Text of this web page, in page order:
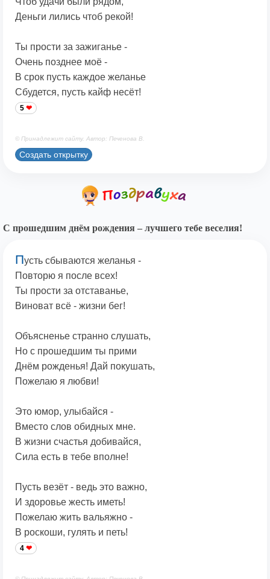
Деньги лились чтоб рекой!
Ты прости за зажиганье -
Очень позднее моё -
В срок пусть каждое желанье
Сбудется, пусть кайф несёт!
5
© Принадлежит сайту. Автор: Печенова В.
Создать открытку
С прошедшим днём рождения – лучшего тебе веселия!
Пусть сбываются желанья -
Повторю я после всех!
Ты прости за отставанье,
Виноват всё - жизни бег!
Объясненье странно слушать,
Но с прошедшим ты прими
Днём рожденья! Дай покушать,
Пожелаю я любви!
Это юмор, улыбайся -
Вместо слов обидных мне.
В жизни счастья добивайся,
Сила есть в тебе вполне!
Пусть везёт - ведь это важно,
И здоровье жесть иметь!
Пожелаю жить вальяжно -
В роскоши, гулять и петь!
4